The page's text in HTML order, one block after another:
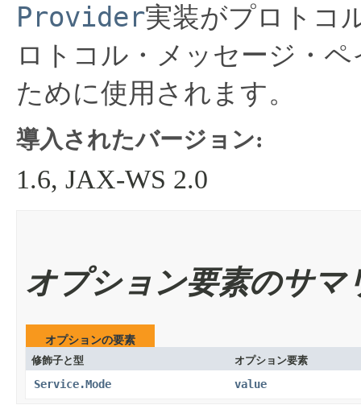
Provider実装がプロトコ
ロトコル・メッセージ・
ために使用されます。
導入されたバージョン:
1.6, JAX-WS 2.0
オプション要素のサマ
オプションの要素
修飾子と型
オプション要素
Service.Mode value